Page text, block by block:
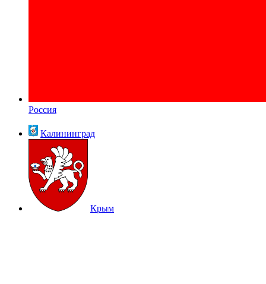
Россия
Калининград
Крым